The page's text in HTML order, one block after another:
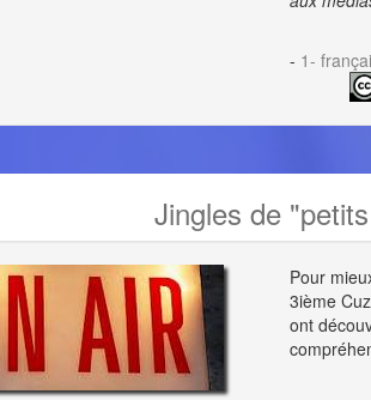
- 1-
Jingles de
Pour
3ième
ont